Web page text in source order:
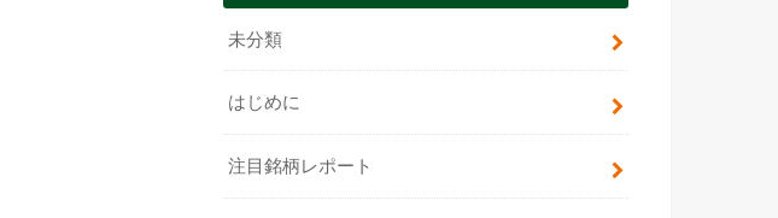
未分類
はじめに
注目銘柄レポート